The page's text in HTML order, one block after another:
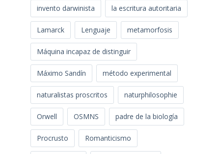
invento darwinista la escritura autoritaria
Lamarck Lenguaje metamorfosis
Máquina incapaz de distinguir
Máximo Sandín método experimental
naturalistas proscritos naturphilosophie
Orwell OSMNS padre de la biología
Procrusto Romanticismo